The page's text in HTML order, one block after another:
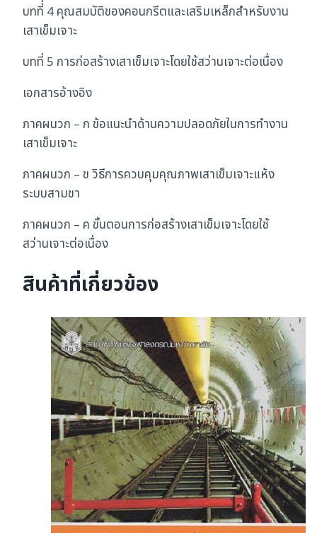
บทที่่ 4 คุณสมบัติของคอนกรีตและเสริมเหล็กสำหรับงาน
เสาเข็มเจาะ
บทที่ 5 การก่อสร้างเสาเข็มเจาะโดยใช้สว่านเจาะต่อเนื่อง
เอกสารอ้างอิง
ภาคผนวก – ก ข้อแนะนำด้านความปลอดภัยในการทำงาน
เสาเข็มเจาะ
ภาคผนวก – ข วิธีการควบคุมคุณภาพเสาเข็มเจาะแห้ง
ระบบสามขา
ภาคผนวก – ค ขั้นตอนการก่อสร้างเสาเข็มเจาะโดยใช้
สว่านเจาะต่อเนื่อง
สินค้าที่เกี่ยวข้อง